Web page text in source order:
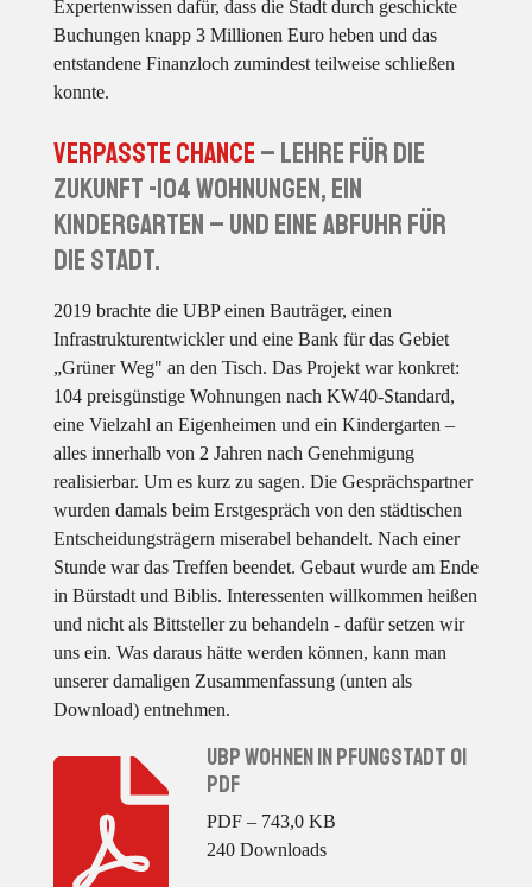
Expertenwissen dafür, dass die Stadt durch geschickte
Buchungen knapp 3 Millionen Euro heben und das
entstandene Finanzloch zumindest teilweise schließen
konnte.
Verpasste Chance – Lehre für die
Zukunft -104 Wohnungen, ein
Kindergarten – und eine Abfuhr für
die Stadt.
2019 brachte die UBP einen Bauträger, einen
Infrastrukturentwickler und eine Bank für das Gebiet
„Grüner Weg" an den Tisch. Das Projekt war konkret:
104 preisgünstige Wohnungen nach KW40-Standard,
eine Vielzahl an Eigenheimen und ein Kindergarten –
alles innerhalb von 2 Jahren nach Genehmigung
realisierbar. Um es kurz zu sagen. Die Gesprächspartner
wurden damals beim Erstgespräch von den städtischen
Entscheidungsträgern miserabel behandelt. Nach einer
Stunde war das Treffen beendet. Gebaut wurde am Ende
in Bürstadt und Biblis. Interessenten willkommen heißen
und nicht als Bittsteller zu behandeln - dafür setzen wir
uns ein. Was daraus hätte werden können, kann man
unserer damaligen Zusammenfassung (unten als
Download) entnehmen.
Ubp Wohnen In Pfungstadt 01
Pdf
PDF – 743,0 KB
240 Downloads